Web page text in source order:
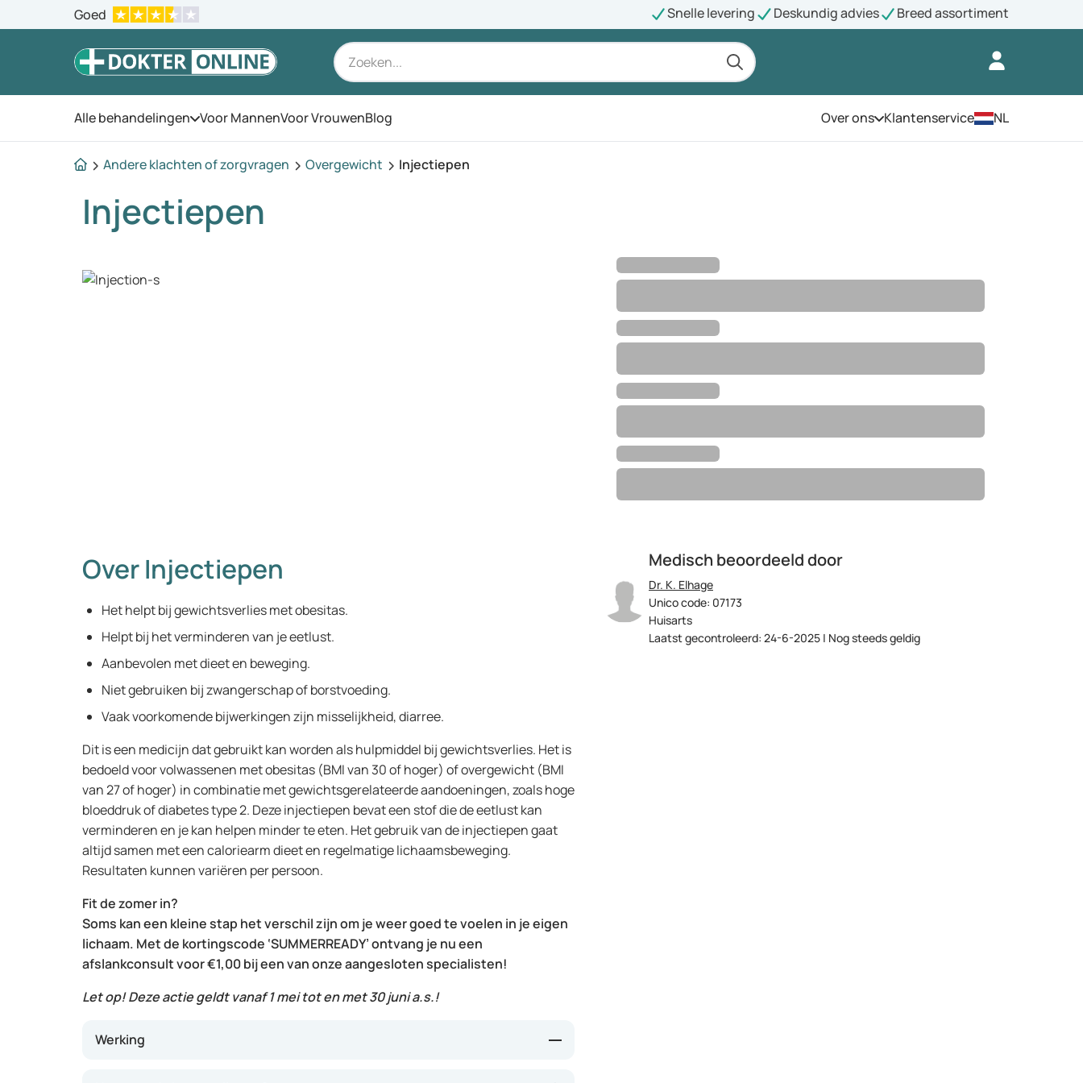
Goed Snelle levering Deskundig advies Breed assortiment
Alle behandelingen Open het menu
Voor MannenVoor VrouwenBlog Over onsOpen het menu
Klantenservice NL
Andere klachten of zorgvragen Overgewicht Injectiepen
Injectiepen
Medisch beoordeeld door
Dr. K. Elhage
Unico code: 07173
Huisarts
Laatst gecontroleerd: 24-6-2025 | Nog steeds geldig
Over Injectiepen
Het helpt bij gewichtsverlies met obesitas.
Helpt bij het verminderen van je eetlust.
Aanbevolen met dieet en beweging.
Niet gebruiken bij zwangerschap of borstvoeding.
Vaak voorkomende bijwerkingen zijn misselijkheid, diarree.
Dit is een medicijn dat gebruikt kan worden als hulpmiddel bij gewichtsverlies. Het is
bedoeld voor volwassenen met obesitas (BMI van 30 of hoger) of overgewicht (BMI
van 27 of hoger) in combinatie met gewichtsgerelateerde aandoeningen, zoals hoge
bloeddruk of diabetes type 2. Deze injectiepen bevat een stof die de eetlust kan
verminderen en je kan helpen minder te eten. Het gebruik van de injectiepen gaat
altijd samen met een caloriearm dieet en regelmatige lichaamsbeweging.
Resultaten kunnen variëren per persoon.
Fit de zomer in?
Soms kan een kleine stap het verschil zijn om je weer goed te voelen in je eigen
lichaam. Met de kortingscode ‘SUMMERREADY’ ontvang je nu een
afslankconsult voor €1,00 bij een van onze aangesloten specialisten!
Let op! Deze actie geldt vanaf 1 mei tot en met 30 juni a.s.!
Werking